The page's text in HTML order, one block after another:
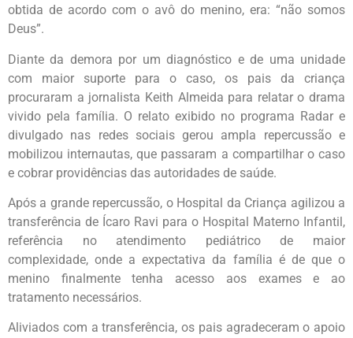
obtida de acordo com o avô do menino, era: “não somos
Deus”.
Diante da demora por um diagnóstico e de uma unidade
com maior suporte para o caso, os pais da criança
procuraram a jornalista Keith Almeida para relatar o drama
vivido pela família. O relato exibido no programa Radar e
divulgado nas redes sociais gerou ampla repercussão e
mobilizou internautas, que passaram a compartilhar o caso
e cobrar providências das autoridades de saúde.
Após a grande repercussão, o Hospital da Criança agilizou a
transferência de Ícaro Ravi para o Hospital Materno Infantil,
referência no atendimento pediátrico de maior
complexidade, onde a expectativa da família é de que o
menino finalmente tenha acesso aos exames e ao
tratamento necessários.
Aliviados com a transferência, os pais agradeceram o apoio